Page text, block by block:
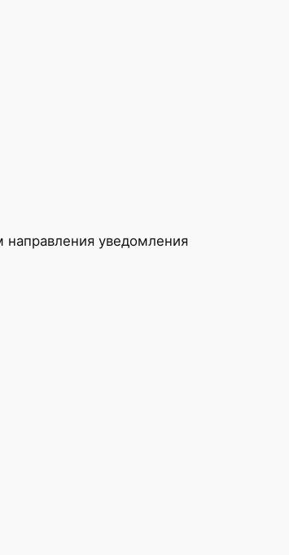
направления уведомления